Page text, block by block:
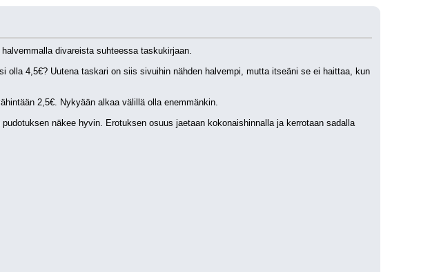
divareista suhteessa taskukirjaan.
olla 4,5€? Uutena taskari on siis sivuihin nähden halvempi, mutta itseäni se ei haittaa, kun
2,5€. Nykyään alkaa välillä olla enemmänkin.
näkee hyvin. Erotuksen osuus jaetaan kokonaishinnalla ja kerrotaan sadalla